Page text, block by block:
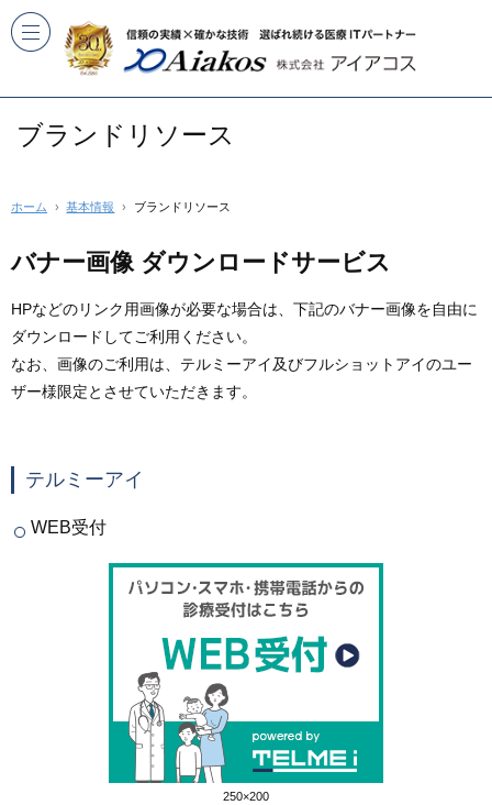
ブランドリソース
ホーム 基本情報 ブランドリソース
バナー画像 ダウンロードサービス
HPなどのリンク用画像が必要な場合は、下記のバナー画像を自由に
ダウンロードしてご利用ください。
なお、画像のご利用は、テルミーアイ及びフルショットアイのユー
ザー様限定とさせていただきます。
テルミーアイ
WEB受付
250×200